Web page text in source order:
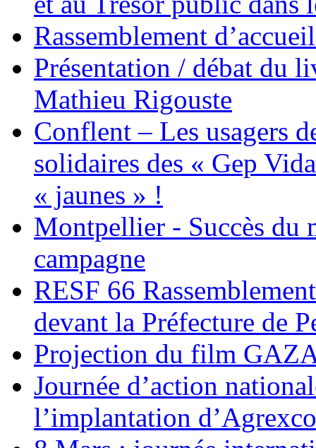
Rassemblement
Présentation / débat du
Mathieu Rigouste
Conflent – Les usagers
solidaires des « Gep
« jaunes » !
Montpellier - Succès du
campagne
RESF 66
devant la Préfecture de
Projection du film
Journée d’action
l’implantation d’Agrexco